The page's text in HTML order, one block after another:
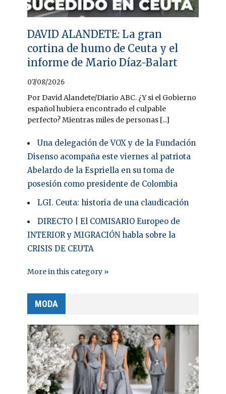
DAVID ALANDETE: La gran
cortina de humo de Ceuta y el
informe de Mario Díaz-Balart
07/08/2026
Por David Alandete/Diario ABC. ¿Y si el Gobierno
español hubiera encontrado el culpable
perfecto? Mientras miles de personas [...]
Una delegación de VOX y de la Fundación
Disenso acompaña este viernes al patriota
Abelardo de la Espriella en su toma de
posesión como presidente de Colombia
LGI. Ceuta: historia de una claudicación
DIRECTO | El COMISARIO Europeo de
INTERIOR y MIGRACIÓN habla sobre la
CRISIS DE CEUTA
More in this category »
MODA